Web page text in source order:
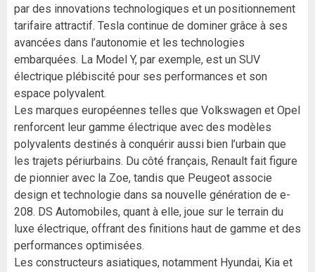
par des innovations technologiques et un positionnement
tarifaire attractif. Tesla continue de dominer grâce à ses
avancées dans l’autonomie et les technologies
embarquées. La Model Y, par exemple, est un SUV
électrique plébiscité pour ses performances et son
espace polyvalent.
Les marques européennes telles que Volkswagen et Opel
renforcent leur gamme électrique avec des modèles
polyvalents destinés à conquérir aussi bien l’urbain que
les trajets périurbains. Du côté français, Renault fait figure
de pionnier avec la Zoe, tandis que Peugeot associe
design et technologie dans sa nouvelle génération de e-
208. DS Automobiles, quant à elle, joue sur le terrain du
luxe électrique, offrant des finitions haut de gamme et des
performances optimisées.
Les constructeurs asiatiques, notamment Hyundai, Kia et